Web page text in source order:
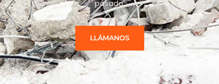
pasado.
LLÁMANOS